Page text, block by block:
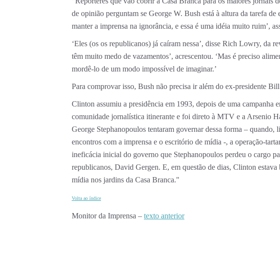
de opinião perguntam se George W. Bush está à altura da tarefa
manter a imprensa na ignorância, e essa é uma idéia muito ruim’,
‘Eles (os os republicanos) já caíram nessa’, disse Rich Lowry, da
têm muito medo de vazamentos’, acrescentou. ‘Mas é preciso
mordê-lo de um modo impossível de imaginar.’
Para comprovar isso, Bush não precisa ir além do ex-presidente
Clinton assumiu a presidência em 1993, depois de uma campanha
comunidade jornalística itinerante e foi direto à MTV e a Arsenio
George Stephanopoulos tentaram governar dessa forma – quando,
encontros com a imprensa e o escritório de mídia -, a operação-
ineficácia inicial do governo que Stephanopoulos perdeu o cargo
republicanos, David Gergen. E, em questão de dias, Clinton
mídia nos jardins da Casa Branca."
Volta ao índice
Monitor da Imprensa – texto anterior